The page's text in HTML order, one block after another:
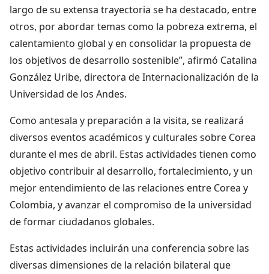
largo de su extensa trayectoria se ha destacado, entre
otros, por abordar temas como la pobreza extrema, el
calentamiento global y en consolidar la propuesta de
los objetivos de desarrollo sostenible”, afirmó Catalina
González Uribe, directora de Internacionalización de la
Universidad de los Andes.
Como antesala y preparación a la visita, se realizará
diversos eventos académicos y culturales sobre Corea
durante el mes de abril. Estas actividades tienen como
objetivo contribuir al desarrollo, fortalecimiento, y un
mejor entendimiento de las relaciones entre Corea y
Colombia, y avanzar el compromiso de la universidad
de formar ciudadanos globales.
Estas actividades incluirán una conferencia sobre las
diversas dimensiones de la relación bilateral que